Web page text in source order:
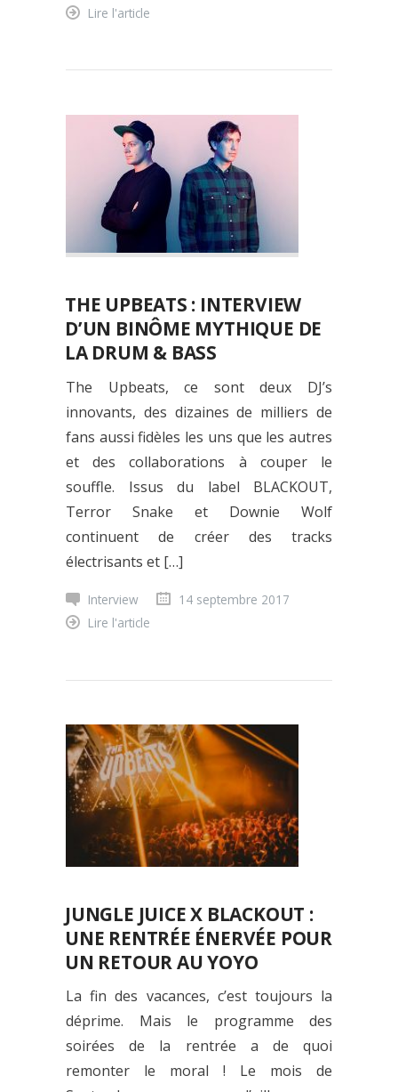
Lire l'article
THE UPBEATS : INTERVIEW
D’UN BINÔME MYTHIQUE DE
LA DRUM & BASS
The Upbeats, ce sont deux DJ’s
innovants, des dizaines de milliers de
fans aussi fidèles les uns que les autres
et des collaborations à couper le
souffle. Issus du label BLACKOUT,
Terror Snake et Downie Wolf
continuent de créer des tracks
électrisants et […]
Interview
14 septembre 2017
Lire l'article
JUNGLE JUICE X BLACKOUT :
UNE RENTRÉE ÉNERVÉE POUR
UN RETOUR AU YOYO
La fin des vacances, c’est toujours la
déprime. Mais le programme des
soirées de la rentrée a de quoi
remonter le moral ! Le mois de